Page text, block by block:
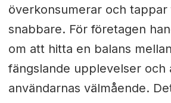
överkonsumerar och tappar
snabbare. För företagen
om att hitta en balans
fängslande upplevelser och
användarnas välmående.